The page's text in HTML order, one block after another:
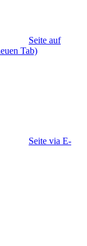
Seite auf
Tab)
Seite via E-